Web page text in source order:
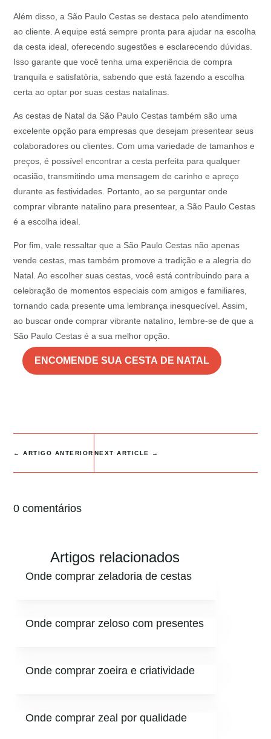
Além disso, a São Paulo Cestas se destaca pelo atendimento
ao cliente. A equipe está sempre pronta para ajudar na escolha
da cesta ideal, oferecendo sugestões e esclarecendo dúvidas.
Isso garante que você tenha uma experiência de compra
tranquila e satisfatória, sabendo que está fazendo a escolha
certa ao optar por suas cestas natalinas.
As cestas de Natal da São Paulo Cestas também são uma
excelente opção para empresas que desejam presentear seus
colaboradores ou clientes. Com uma variedade de tamanhos e
preços, é possível encontrar a cesta perfeita para qualquer
ocasião, transmitindo uma mensagem de carinho e apreço
durante as festividades. Portanto, ao se perguntar onde
comprar vibrante natalino para presentear, a São Paulo Cestas
é a escolha ideal.
Por fim, vale ressaltar que a São Paulo Cestas não apenas
vende cestas, mas também promove a tradição e a alegria do
Natal. Ao escolher suas cestas, você está contribuindo para a
celebração de momentos especiais com amigos e familiares,
tornando cada presente uma lembrança inesquecível. Assim,
ao buscar onde comprar vibrante natalino, lembre-se de que a
São Paulo Cestas é a sua melhor opção.
ENCOMENDE SUA CESTA DE NATAL
←ARTIGO ANTERIOR NEXT ARTICLE →
0 comentários
Artigos relacionados
Onde comprar zeladoria de cestas
Onde comprar zeloso com presentes
Onde comprar zoeira e criatividade
Onde comprar zeal por qualidade